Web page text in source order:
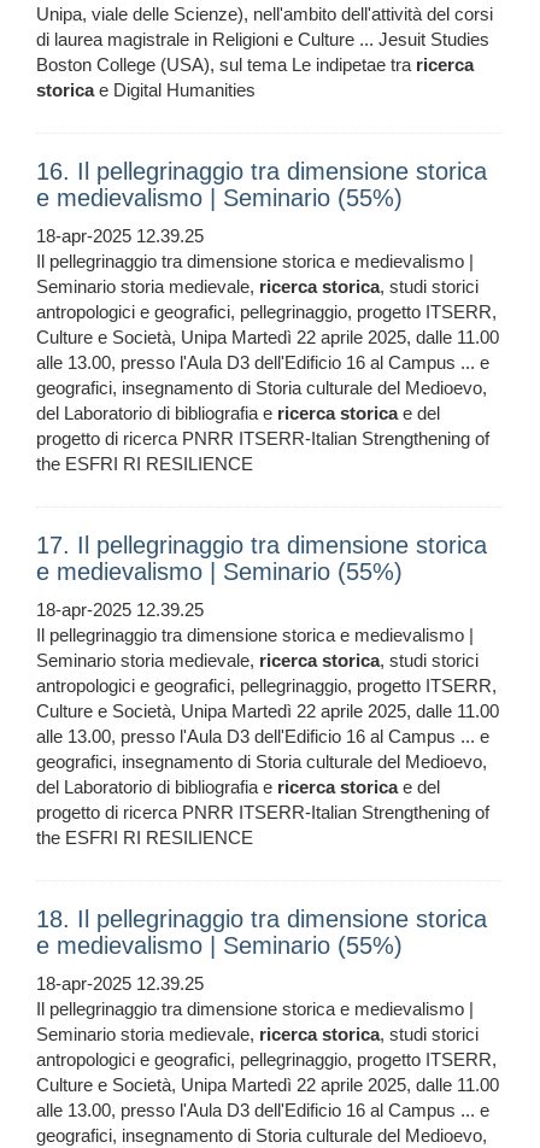
Unipa, viale delle Scienze), nell'ambito dell'attività del corsi
di laurea magistrale in Religioni e Culture ... Jesuit Studies
Boston College (USA), sul tema Le indipetae tra ricerca
storicae Digital Humanities
16. Il pellegrinaggio tra dimensione storica
e medievalismo | Seminario (55%)
18-apr-2025 12.39.25
Il pellegrinaggio tra dimensione storica e medievalismo |
Seminario storia medievale, ricerca storica, studi storici
antropologici e geografici, pellegrinaggio, progetto ITSERR,
Culture e Società, Unipa Martedì 22 aprile 2025, dalle 11.00
alle 13.00, presso l'Aula D3 dell'Edificio 16 al Campus ... e
geografici, insegnamento di Storia culturale del Medioevo,
del Laboratorio di bibliografia e ricerca storicae del
progetto di ricerca PNRR ITSERR-Italian Strengthening of
the ESFRI RI RESILIENCE
17. Il pellegrinaggio tra dimensione storica
e medievalismo | Seminario (55%)
18-apr-2025 12.39.25
Il pellegrinaggio tra dimensione storica e medievalismo |
Seminario storia medievale, ricerca storica, studi storici
antropologici e geografici, pellegrinaggio, progetto ITSERR,
Culture e Società, Unipa Martedì 22 aprile 2025, dalle 11.00
alle 13.00, presso l'Aula D3 dell'Edificio 16 al Campus ... e
geografici, insegnamento di Storia culturale del Medioevo,
del Laboratorio di bibliografia e ricerca storicae del
progetto di ricerca PNRR ITSERR-Italian Strengthening of
the ESFRI RI RESILIENCE
18. Il pellegrinaggio tra dimensione storica
e medievalismo | Seminario (55%)
18-apr-2025 12.39.25
Il pellegrinaggio tra dimensione storica e medievalismo |
Seminario storia medievale, ricerca storica, studi storici
antropologici e geografici, pellegrinaggio, progetto ITSERR,
Culture e Società, Unipa Martedì 22 aprile 2025, dalle 11.00
alle 13.00, presso l'Aula D3 dell'Edificio 16 al Campus ... e
geografici, insegnamento di Storia culturale del Medioevo,